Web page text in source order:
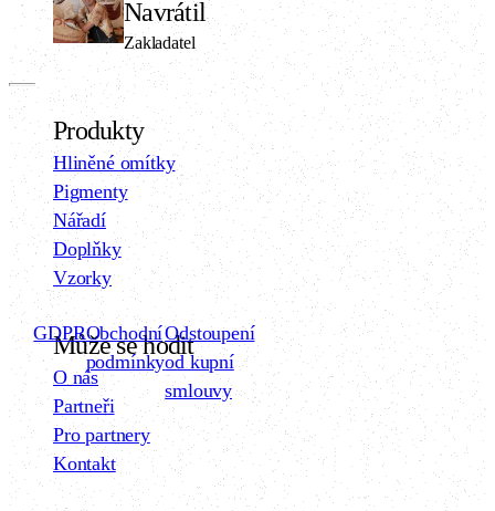
Navrátil
Zakladatel
Produkty
Hliněné omítky
Pigmenty
Nářadí
Doplňky
Vzorky
Může se hodit
O nás
Partneři
Pro partnery
Kontakt
GDPRObchodní
podmínky
Odstoupení
od kupní
smlouvy